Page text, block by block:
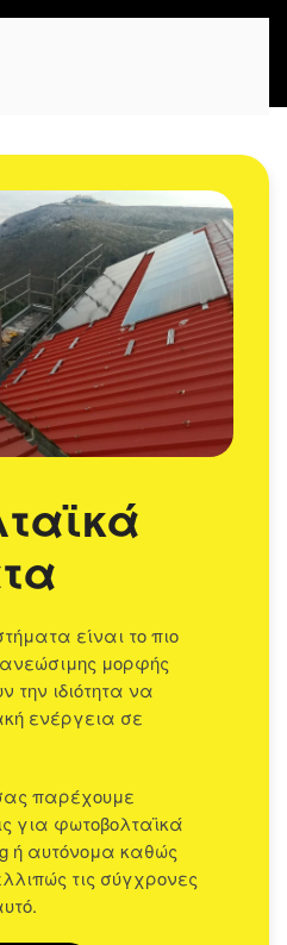
είναι το πιο
μορφής
την ιδιότητα να
ενέργεια σε
παρέχουμε
για φωτοβολταϊκά
ή αυτόνομα καθώς
τις σύγχρονες